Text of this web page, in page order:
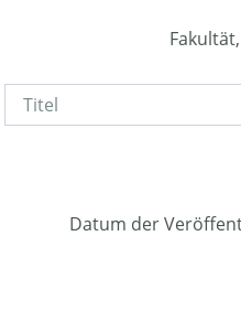
Datum der